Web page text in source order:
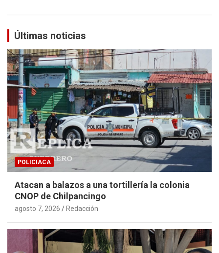
Últimas noticias
POLICIACA
Atacan a balazos a una tortillería la colonia
CNOP de Chilpancingo
agosto 7, 2026 Redacción